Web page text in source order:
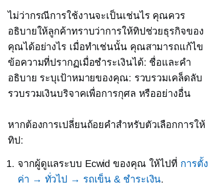
ไม่ว่ากรณีการใช้งานจะเป็นเช่นไร คุณควร
อธิบายให้ลูกค้าทราบว่าการให้ทิปช่วยธุรกิจของ
คุณได้อย่างไร เมื่อทำเช่นนั้น คุณสามารถแก้ไข
ข้อความที่ปรากฏเมื่อชำระเงินได้: ชื่อและคำ
อธิบาย ระบุเป้าหมายของคุณ: รวบรวมเคล็ดลับ
รวบรวมเงินบริจาคเพื่อการกุศล หรืออย่างอื่น
หากต้องการเปลี่ยนถ้อยคำสำหรับตัวเลือกการให้
ทิป:
จากผู้ดูแลระบบ Ecwid ของคุณ ให้ไปที่ การตั้ง
ค่า → ทั่วไป → รถเข็น & ชำระเงิน.